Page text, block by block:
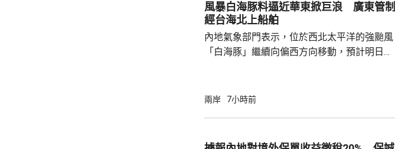
存和發展，虛偽本質暴露無遺，敦促美方端正
對華認知，停止霸權行徑和政治操弄。 中方又
指，美國駐阿根廷大使拉梅拉斯4月時亦...
風暴白海豚料逼近華東掀巨浪 廣東管制
經台海北上船舶
內地氣象部門表示，位於西北太平洋的強颱風
「白海豚」繼續向偏西方向移動，預計明日日
洋預報台發布海浪橙色警報，預料未來一日東
今日下午6時起，對經過台灣海峽南口北上的
兩岸 7小時前